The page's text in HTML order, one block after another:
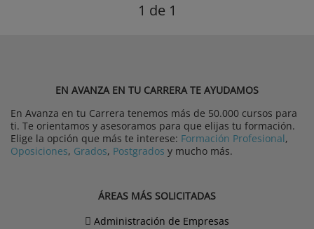
1 de 1
EN AVANZA EN TU CARRERA TE AYUDAMOS
En Avanza en tu Carrera tenemos más de 50.000 cursos para
ti. Te orientamos y asesoramos para que elijas tu formación.
Elige la opción que más te interese: Formación Profesional,
Oposiciones, Grados, Postgrados y mucho más.
ÁREAS MÁS SOLICITADAS
Administración de Empresas